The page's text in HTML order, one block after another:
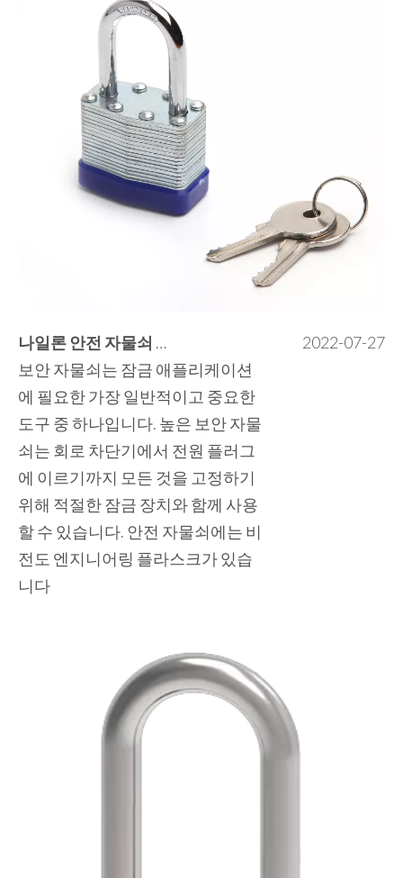
나일론 안전 자물쇠 개요
보안 자물쇠는 잠금 애플리케이션
에 필요한 가장 일반적이고 중요한
도구 중 하나입니다. 높은 보안 자물
쇠는 회로 차단기에서 전원 플러그
에 이르기까지 모든 것을 고정하기
위해 적절한 잠금 장치와 함께 사용
할 수 있습니다. 안전 자물쇠에는 비
전도 엔지니어링 플라스크가 있습
니다
2022-07-27